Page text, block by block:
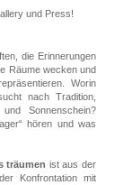
und Press!
die Erinnerungen
Räume wecken und
Worin
nach Tradition,
Sonnenschein?
hören und was
träumen ist aus der
Konfrontation mit